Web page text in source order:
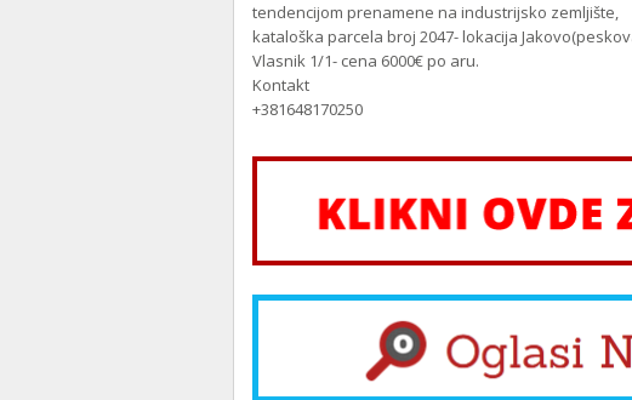
tendencijom prenamene na industrijsko zemljište,
kataloška parcela broj 2047- lokacija
Vlasnik 1/1- cena 6000€ po aru.
Kontakt
+381648170250